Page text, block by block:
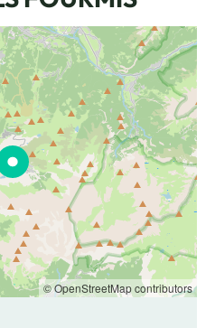
© OpenStreetMap contributors